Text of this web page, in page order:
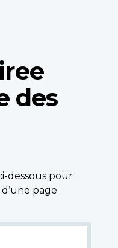
des
dessous pour
page